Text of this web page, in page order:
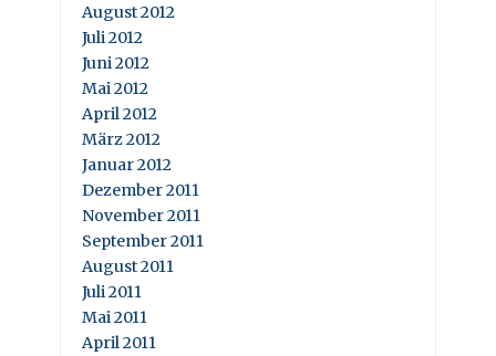
August 2012
Juli 2012
Juni 2012
Mai 2012
April 2012
März 2012
Januar 2012
Dezember 2011
November 2011
September 2011
August 2011
Juli 2011
Mai 2011
April 2011